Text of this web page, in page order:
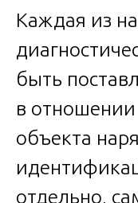
Каждая из
быть
в
объекта
отдельно,